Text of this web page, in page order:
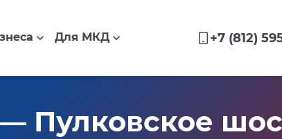
Для МКД +7 (812)
Пулковское